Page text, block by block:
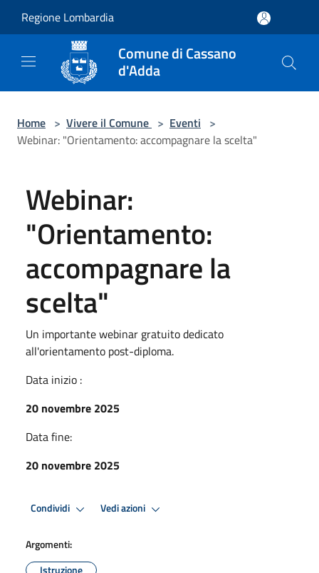
Regione Lombardia
Comune di Cassano
d'Adda
Home > Vivere il Comune > Eventi >
Webinar: "Orientamento: accompagnare la scelta"
Webinar:
"Orientamento:
accompagnare la
scelta"
Un importante webinar gratuito dedicato
all'orientamento post-diploma.
Data inizio :
20 novembre 2025
Data fine:
20 novembre 2025
Condividi Vedi azioni
Argomenti:
Istruzione